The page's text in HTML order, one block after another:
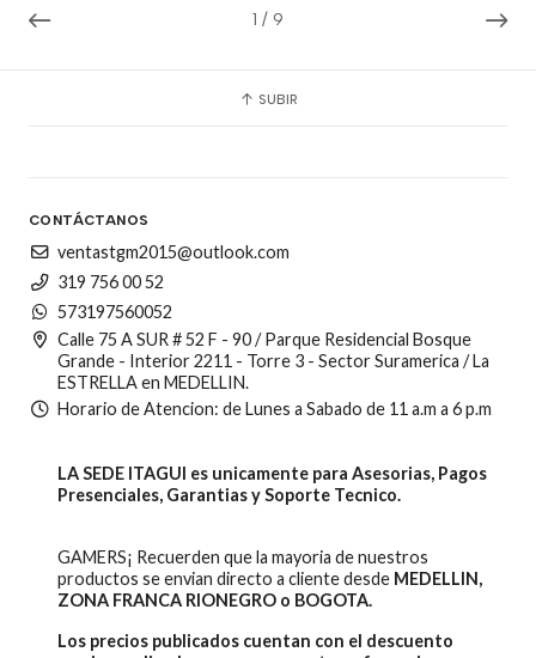
1 / 9
SUBIR
CONTÁCTANOS
ventastgm2015@outlook.com
319 756 00 52
573197560052
Calle 75 A SUR # 52 F - 90 / Parque Residencial Bosque
Grande - Interior 2211 - Torre 3 - Sector Suramerica / La
ESTRELLA en MEDELLIN.
Horario de Atencion: de Lunes a Sabado de 11 a.m a 6 p.m
LA SEDE ITAGUI es unicamente para Asesorias, Pagos
Presenciales, Garantias y Soporte Tecnico.
GAMERS¡ Recuerden que la mayoria de nuestros
productos se envian directo a cliente desde MEDELLIN,
ZONA FRANCA RIONEGRO o BOGOTA.
Los precios publicados cuentan con el descuento